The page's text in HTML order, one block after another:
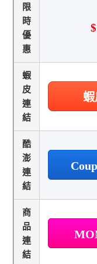
限
時
優
惠
蝦
皮
連
結
酷
澎
連
結
商
品
連
結